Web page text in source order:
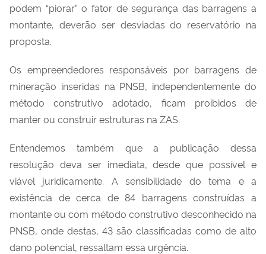
podem “piorar” o fator de segurança das barragens a
montante, deverão ser desviadas do reservatório na
proposta.
Os empreendedores responsáveis por barragens de
mineração inseridas na PNSB, independentemente do
método construtivo adotado, ficam proibidos de
manter ou construir estruturas na ZAS.
Entendemos também que a publicação dessa
resolução deva ser imediata, desde que possível e
viável juridicamente. A sensibilidade do tema e a
existência de cerca de 84 barragens construídas a
montante ou com método construtivo desconhecido na
PNSB, onde destas, 43 são classificadas como de alto
dano potencial, ressaltam essa urgência.